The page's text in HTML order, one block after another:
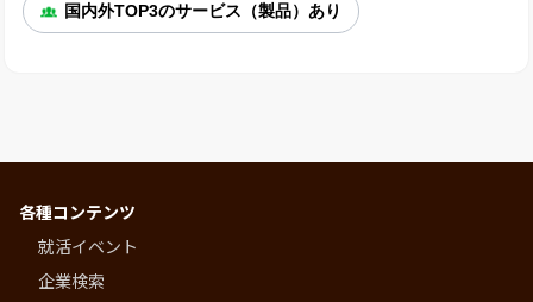
国内外TOP3のサービス（製品）あり
各種コンテンツ
就活イベント
企業検索